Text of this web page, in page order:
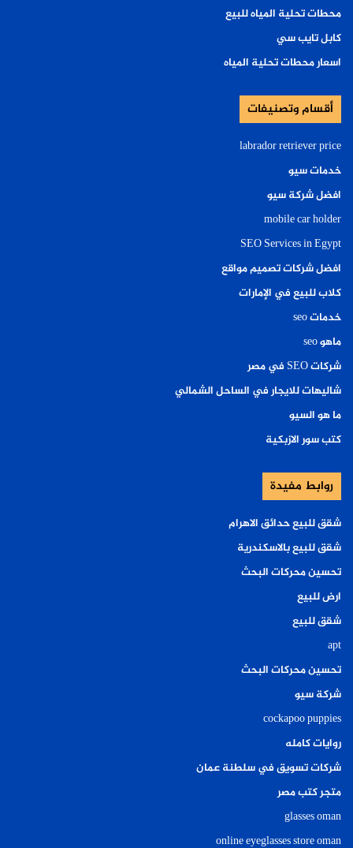
محطات تحلية المياه للبيع
كابل تايب سي
اسعار محطات تحلية المياه
أقسام وتصنيفات
labrador retriever price
خدمات سيو
افضل شركة سيو
mobile car holder
SEO Services in Egypt
افضل شركات تصميم مواقع
كلاب للبيع في الإمارات
خدمات seo
ماهو seo
شركات SEO في مصر
شاليهات للايجار في الساحل الشمالي
ما هو السيو
كتب سور الازبكية
روابط مفيدة
شقق للبيع حدائق الاهرام
شقق للبيع بالاسكندرية
تحسين محركات البحث
ارض للبيع
شقق للبيع
apt
تحسين محركات البحث
شركة سيو
cockapoo puppies
روايات كامله
شركات تسويق في سلطنة عمان
متجر كتب مصر
glasses oman
online eyeglasses store oman